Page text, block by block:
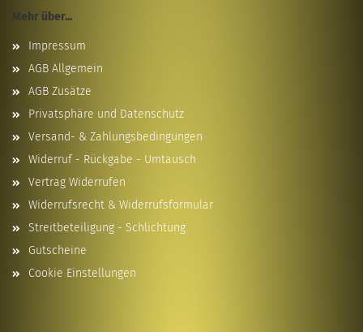
Mehr über...
Impressum
AGB Allgemein
AGB Zusätze
Privatsphäre und Datenschutz
Versand- & Zahlungsbedingungen
Widerruf - Rückgabe - Umtausch
Vertrag Widerrufen
Widerrufsrecht & Widerrufsformular
Streitbeteiligung - Schlichtung
Gutscheine
Cookie Einstellungen